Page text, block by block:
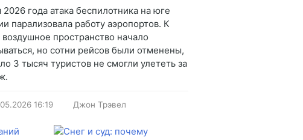
2026 года атака беспилотника на юге
парализовала работу аэропортов. К
воздушное пространство начало
но сотни рейсов были отменены,
3 тысяч туристов не смогли улететь за
16:19 Джон Трэвел